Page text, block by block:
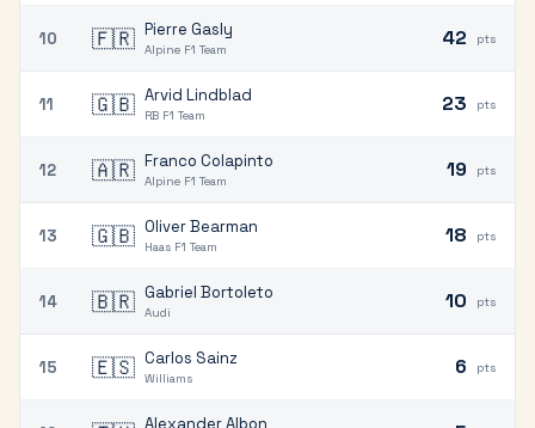
10 🇫🇷 Pierre Gasly
Alpine F1 Team 42 pts
11 🇬🇧 Arvid Lindblad
RB F1 Team 23 pts
12 🇦🇷 Franco Colapinto
Alpine F1 Team 19 pts
13 🇬🇧 Oliver Bearman
Haas F1 Team 18 pts
14 🇧🇷 Gabriel Bortoleto
Audi 10 pts
15 🇪🇸 Carlos Sainz
Williams 6 pts
Alexander Albon